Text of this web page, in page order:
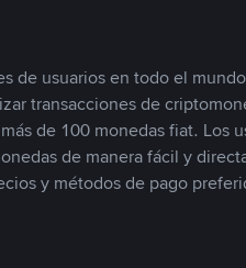
de usuarios en todo el
transacciones de
de 100 monedas fiat. Los
de manera fácil y
y métodos de pago